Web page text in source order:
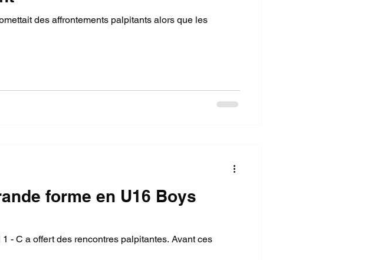
des affrontements palpitants alors que les
forme en U16 Boys
- C a offert des rencontres palpitantes. Avant ces